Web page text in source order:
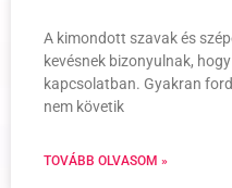
A kimondott szavak és
kevésnek bizonyulnak,
kapcsolatban. Gyakran
nem követik
TOVÁBB OLVASOM »